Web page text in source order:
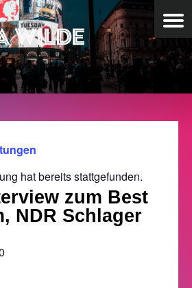
hat bereits stattgefunden.
zum Best
NDR Schlager